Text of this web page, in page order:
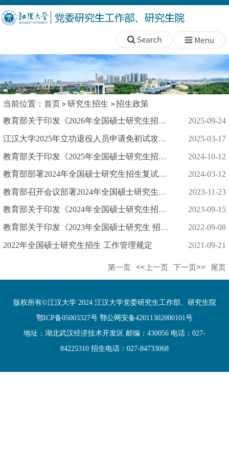
当前位置： 首页 研究生招生
招生政策
教育部关于印发《2026年全国硕士研究生招生工作管理规定》的通知
2025-09-24
江汉大学2025年立功退役人员申请免初试攻读硕士研究生复试录取办... 2025-03-17
教育部关于印发《2025年全国硕士研究生招生工作管理规定》的通知 2024-10-12
教育部部署2024年全国硕士研究生招生复试录取工作 2024-03-12
教育部召开会议部署2024年全国硕士研究生招生考试安全工作 2023-11-23
教育部关于印发《2024年全国硕士研究生招生工作管理规定》的通知 2023-09-15
教育部关于印发《2023年全国硕士研究生 招生工作管理规定》的通... 2022-09-08
2022年全国硕士研究生招生 工作管理规定 2021-09-21
第一页 <<上一页 下一页>> 尾页
版权所有©江汉大学 2024 江汉大学党委研究生工作部、研究生院
鄂ICP备05003327号 鄂公网安备42011302000101号
地址：湖北武汉经济技术开发区 邮编：430056 电话：027-
84225310 招生电话：027-84733068